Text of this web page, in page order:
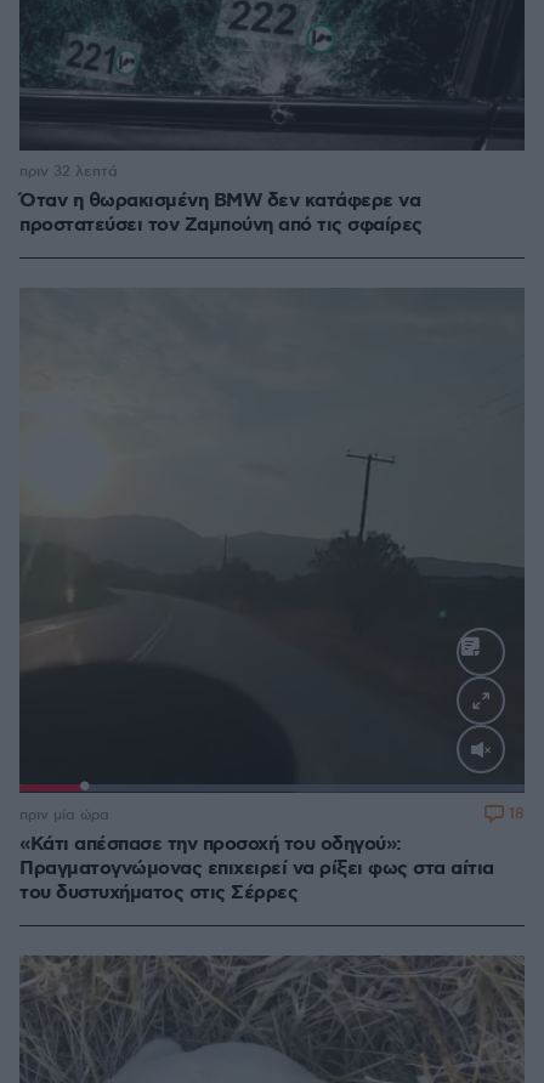
Όταν η θωρακισμένη BMW δεν κατάφερε να
προστατεύσει τον Ζαμπούνη από τις σφαίρες
πριν 32 λεπτά
Loaded:
«Κάτι απέσπασε την προσοχή του οδηγού»:
Πραγματογνώμονας επιχειρεί να ρίξει φως στα αίτια
του δυστυχήματος στις Σέρρες
πριν μία ώρα 18